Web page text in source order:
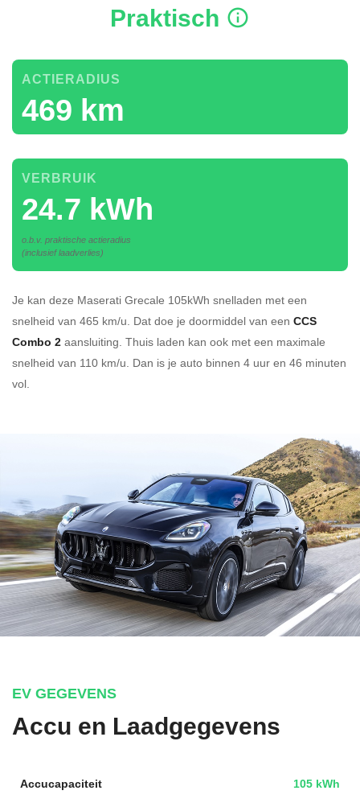
Praktisch
469 km
ACTIERADIUS
24.7 kWh
VERBRUIK
o.b.v. praktische actieradius
(inclusief laadverlies)
Je kan deze Maserati Grecale 105kWh snelladen met een
snelheid van 465 km/u. Dat doe je doormiddel van een CCS
Combo 2 aansluiting. Thuis laden kan ook met een maximale
snelheid van 110 km/u. Dan is je auto binnen 4 uur en 46 minuten
vol.
EV GEGEVENS
Accu en Laadgegevens
Accucapaciteit 105 kWh